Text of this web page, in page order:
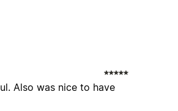
Also was nice to have